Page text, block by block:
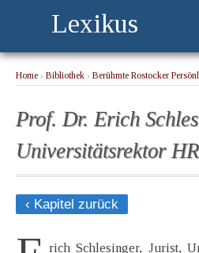
Lexikus
Home › Bibliothek › Berühmte Rostocker
Prof. Dr. Erich
Universitätsrektor
‹ Kapitel zurück
rich Schlesinger, Jurist,